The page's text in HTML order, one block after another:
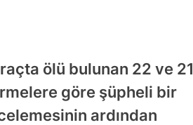
ölü bulunan 22 ve 21
göre şüpheli bir
ardından